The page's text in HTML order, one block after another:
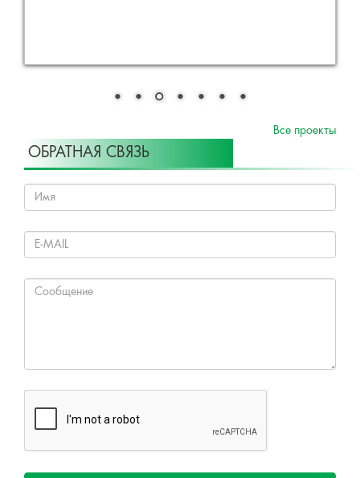
Все проекты
ОБРАТНАЯ СВЯЗЬ